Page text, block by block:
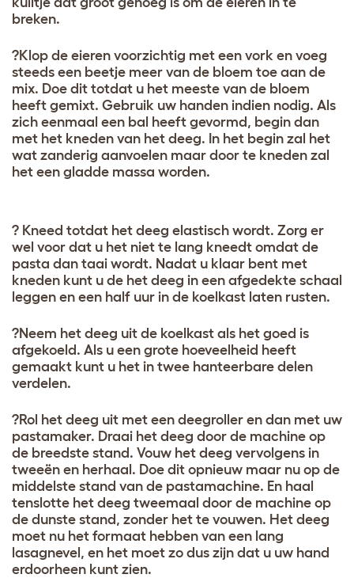
breken.
?Klop de eieren voorzichtig met een vork en voeg
steeds een beetje meer van de bloem toe aan de
mix. Doe dit totdat u het meeste van de bloem
heeft gemixt. Gebruik uw handen indien nodig. Als
zich eenmaal een bal heeft gevormd, begin dan
met het kneden van het deeg. In het begin zal het
wat zanderig aanvoelen maar door te kneden zal
het een gladde massa worden.
? Kneed totdat het deeg elastisch wordt. Zorg er
wel voor dat u het niet te lang kneedt omdat de
pasta dan taai wordt. Nadat u klaar bent met
kneden kunt u de het deeg in een afgedekte schaal
leggen en een half uur in de koelkast laten rusten.
?Neem het deeg uit de koelkast als het goed is
afgekoeld. Als u een grote hoeveelheid heeft
gemaakt kunt u het in twee hanteerbare delen
verdelen.
?Rol het deeg uit met een deegroller en dan met uw
pastamaker. Draai het deeg door de machine op
de breedste stand. Vouw het deeg vervolgens in
tweeën en herhaal. Doe dit opnieuw maar nu op de
middelste stand van de pastamachine. En haal
tenslotte het deeg tweemaal door de machine op
de dunste stand, zonder het te vouwen. Het deeg
moet nu het formaat hebben van een lang
lasagnevel, en het moet zo dus zijn dat u uw hand
erdoorheen kunt zien.